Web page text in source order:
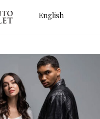
English